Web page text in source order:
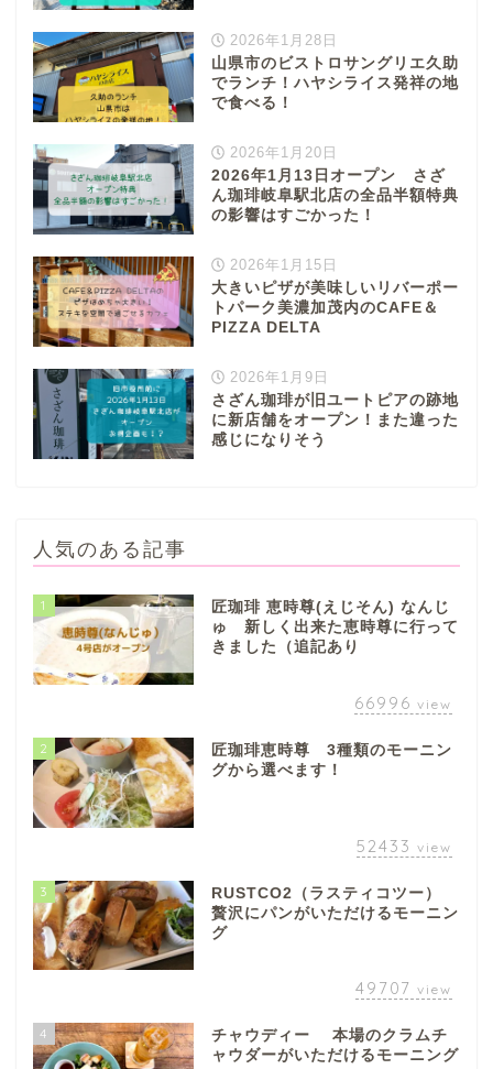
2026年1月28日
山県市のビストロサングリエ久助
でランチ！ハヤシライス発祥の地
で食べる！
2026年1月20日
2026年1月13日オープン さざ
ん珈琲岐阜駅北店の全品半額特典
の影響はすごかった！
2026年1月15日
大きいピザが美味しいリバーポー
トパーク美濃加茂内のCAFE＆
PIZZA DELTA
2026年1月9日
さざん珈琲が旧ユートピアの跡地
に新店舗をオープン！また違った
感じになりそう
人気のある記事
1
匠珈琲 恵時尊(えじそん) なんじ
ゅ 新しく出来た恵時尊に行って
きました（追記あり
66996 view
2
匠珈琲恵時尊 3種類のモーニン
グから選べます！
52433 view
3
RUSTCO2（ラスティコツー）
贅沢にパンがいただけるモーニン
グ
49707 view
4
チャウディー 本場のクラムチ
ャウダーがいただけるモーニング